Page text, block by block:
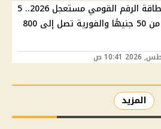
استخراج بطاقة الرقم القومي مستعجل 2026.. 5
فئات تبدأ من 50 جنيهًا والفورية تصل إلى 800
المزيد